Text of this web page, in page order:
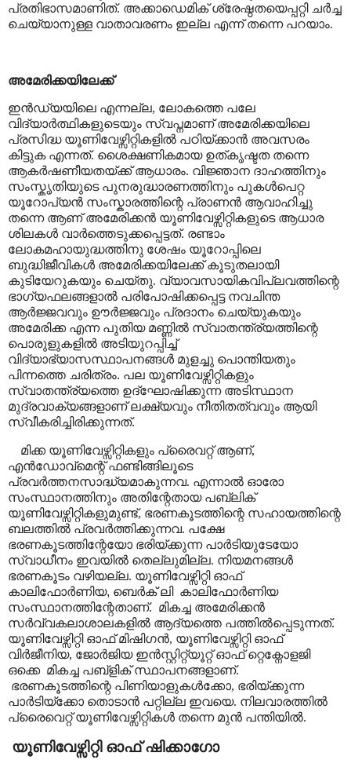
പ്രതിഭാസമാണിത്. അക്കാഡെമിക് ശ്രേഷ്ഠതയെപ്പറ്റി ചർച്ച
ചെയ്യാനുള്ള വാതാവരണം ഇല്ല എന്ന് തന്നെ പറയാം.
അമേരിക്കയിലേക്ക്
ഇൻഡ്യയിലെ എന്നല്ല, ലോകത്തെ പലേ
വിദ്യാർത്ഥികളുടെയും സ്വപ്നമാണ് അമേരിക്കയിലെ
പ്രസിദ്ധ യൂണിവേഴ്സിറ്റികളിൽ പഠിയ്ക്കാൻ അവസരം
കിട്ടുക എന്നത്. ശൈക്ഷണികമായ ഉത്കൃഷ്ടത തന്നെ
ആകർഷണീയതയ്ക്ക് ആധാരം. വിജ്ഞാന ദാഹത്തിനും
സംസ്കൃതിയുടെ പുനരുദ്ധാരണത്തിനും പുകൾപെറ്റ
യൂറോപ്യൻ സംസ്കാരത്തിന്റെ പ്രാണൻ ആവാഹിച്ചു
തന്നെ ആണ് അമേരിക്കൻ യൂണിവേഴ്സിറ്റികളുടെ ആധാര
ശിലകൾ വാർത്തെടുക്കപ്പെട്ടത്. രണ്ടാം
ലോകമഹായുദ്ധത്തിനു ശേഷം യൂറോപ്പിലെ
ബുദ്ധിജീവികൾ അമേരിക്കയിലേക്ക് കൂടുതലായി
കുടിയേറുകയും ചെയ്തു. വ്യാവസായികവിപ്ലവത്തിന്റെ
ഭാഗ്യഫലങ്ങളാൽ പരിപോഷിക്കപ്പെട്ട നവചിന്ത
ആർജ്ജവവും ഊർജ്ജവും പ്രദാനം ചെയ്യുകയും
അമേരിക്ക എന്ന പുതിയ മണ്ണിൽ സ്വാതന്ത്ര്യത്തിന്റെ
പൊരുളുകളിൽ അടിയുറപ്പിച്ച്
വിദ്യാഭ്യാസസ്ഥാപനങ്ങൾ മുളച്ചു പൊന്തിയതും
പിന്നത്തെ ചരിത്രം. പല യൂണിവേഴ്സിറ്റികളും
സ്വാതന്ത്ര്യത്തെ ഉദ്ഘോഷിക്കുന്ന അടിസ്ഥാന
മുദ്രവാക്യങ്ങളാണ് ലക്ഷ്യവും നീതിതത്വവും ആയി
സ്വീകരിച്ചിരിക്കുന്നത്.
മിക്ക യൂണിവേഴ്സിറ്റികളും പ്രൈവറ്റ് ആണ്,
എൻഡോവ്മെന്റ് ഫണ്ടിങ്ങിലൂടെ
പ്രവർത്തനസാദ്ധ്യമാകുന്നവ. എന്നാൽ ഓരോ
സംസ്ഥാനത്തിനും അതിന്റേതായ പബ്ലിക്
യൂണിവേഴ്സിറ്റികളുമുണ്ട്, ഭരണകൂടത്തിന്റെ സഹായത്തിന്റെ
ബലത്തിൽ പ്രവർത്തിക്കുന്നവ. പക്ഷേ
ഭരണകൂടത്തിന്റേയോ ഭരിയ്ക്കുന്ന പാർടിയുടേയോ
സ്വാധീനം ഇവയിൽ തെല്ലുമില്ല. നിയമനങ്ങൾ
ഭരണകൂടം വഴിയല്ല. യൂണിവേഴ്സിറ്റി ഓഫ്
കാലിഫോർണിയ, ബെർക് ലി കാലിഫോർണിയ
സംസ്ഥാനത്തിന്റേതാണ്. മികച്ച അമേരിക്കൻ
സർവ്വകലാശാലകളിൽ ആദ്യത്തെ പത്തിൽപ്പെടുന്നത്.
യൂണിവേഴ്സിറ്റി ഓഫ് മിഷിഗൻ, യൂണിവേഴ്സിറ്റി ഓഫ്
വിർജീനിയ, ജോർജിയ ഇൻസ്റ്റിറ്റ്യൂറ്റ് ഓഫ് റ്റെക്നോളജി
ഒക്കെ മികച്ച പബ്ളിക് സ്ഥാപനങ്ങളാണ്.
ഭരണകൂടത്തിന്റെ പിണിയാളുകൾക്കോ, ഭരിയ്ക്കുന്ന
പാർടിയ്ക്കോ തൊടാൻ പറ്റില്ല ഇവയെ. നിലവാരത്തിൽ
പ്രൈവെറ്റ് യൂണിവേഴ്സിറ്റികൾ തന്നെ മുൻ പന്തിയിൽ.
യൂണിവേഴ്സിറ്റി ഓഫ് ഷിക്കാഗോ